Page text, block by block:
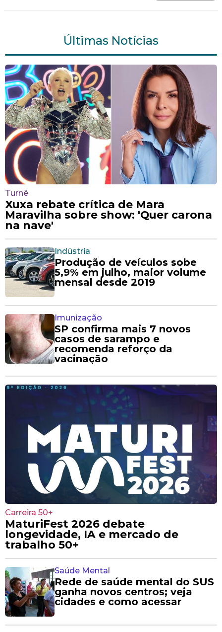
Últimas Notícias
Turnê
Xuxa rebate crítica de Mara
Maravilha sobre show: 'Quer carona
na nave'
Indústria
Produção de veículos sobe
5,9% em julho, maior volume
mensal desde 2019
Imunização
SP confirma mais 7 novos
casos de sarampo e
recomenda reforço da
vacinação
Carreira 50+
MaturiFest 2026 debate
longevidade, IA e mercado de
trabalho 50+
Saúde Mental
Rede de saúde mental do SUS
ganha novos centros; veja
cidades e como acessar